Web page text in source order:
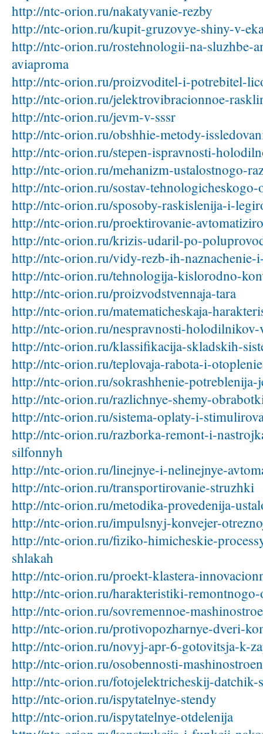
http://ntc-orion.ru/nakatyvanie-rezby
http://ntc-orion.ru/kupit-gruzovye-shiny-v-
http://ntc-orion.ru/rostehnologii-na-sluzhbe-
aviaproma
http://ntc-orion.ru/proizvoditel-i-potrebitel-
http://ntc-orion.ru/jelektrovibracionnoe-
http://ntc-orion.ru/jevm-v-sssr
http://ntc-orion.ru/obshhie-metody-
http://ntc-orion.ru/stepen-ispravnosti-
http://ntc-orion.ru/mehanizm-ustalostnogo-
http://ntc-orion.ru/sostav-
http://ntc-orion.ru/sposoby-raskislenija-i-
http://ntc-orion.ru/proektirovanie-
http://ntc-orion.ru/krizis-udaril-po-
http://ntc-orion.ru/vidy-rezb-ih-naznachenie-
http://ntc-orion.ru/tehnologija-kislorodno-
http://ntc-orion.ru/proizvodstvennaja-tara
http://ntc-orion.ru/matematicheskaja-
http://ntc-orion.ru/nespravnosti-
http://ntc-orion.ru/klassifikacija-skladskih-
http://ntc-orion.ru/teplovaja-rabota-i-
http://ntc-orion.ru/sokrashhenie-
http://ntc-orion.ru/razlichnye-shemy-
http://ntc-orion.ru/sistema-oplaty-i-
http://ntc-orion.ru/razborka-remont-i-
silfonnyh
http://ntc-orion.ru/linejnye-i-nelinejnye-
http://ntc-orion.ru/transportirovanie-struzhki
http://ntc-orion.ru/metodika-provedenija-
http://ntc-orion.ru/impulsnyj-konvejer-
http://ntc-orion.ru/fiziko-himicheskie-
shlakah
http://ntc-orion.ru/proekt-klastera-
http://ntc-orion.ru/harakteristiki-
http://ntc-orion.ru/sovremennoe-
http://ntc-orion.ru/protivopozharnye-dveri-
http://ntc-orion.ru/novyj-apr-6-gotovitsja-k-
http://ntc-orion.ru/osobennosti-
http://ntc-orion.ru/fotojelektricheskij-datchik-
http://ntc-orion.ru/ispytatelnye-stendy
http://ntc-orion.ru/ispytatelnye-otdelenija